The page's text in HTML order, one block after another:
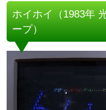
ホイホイ（1983年
ープ）